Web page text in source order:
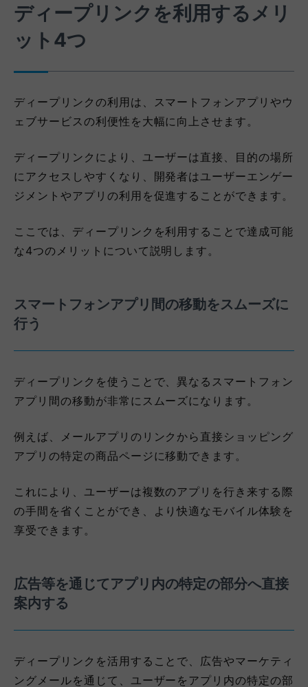
ディープリンクを利用するメリ
ット4つ
ディープリンクの利用は、スマートフォンアプリやウ
ェブサービスの利便性を大幅に向上させます。
ディープリンクにより、ユーザーは直接、目的の場所
にアクセスしやすくなり、開発者はユーザーエンゲー
ジメントやアプリの利用を促進することができます。
ここでは、ディープリンクを利用することで達成可能
な4つのメリットについて説明します。
スマートフォンアプリ間の移動をスムーズに
行う
ディープリンクを使うことで、異なるスマートフォン
アプリ間の移動が非常にスムーズになります。
例えば、メールアプリのリンクから直接ショッピング
アプリの特定の商品ページに移動できます。
これにより、ユーザーは複数のアプリを行き来する際
の手間を省くことができ、より快適なモバイル体験を
享受できます。
広告等を通じてアプリ内の特定の部分へ直接
案内する
ディープリンクを活用することで、広告やマーケティ
ングメールを通じて、ユーザーをアプリ内の特定の部